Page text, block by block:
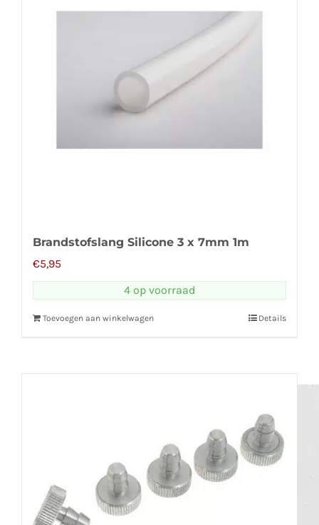
Brandstofslang Silicone 3 x 7mm 1m
€5,95
4 op voorraad
Toevoegen aan winkelwagen Details